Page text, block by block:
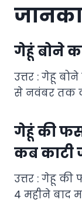
गेहूं बोने
उत्तर : गेहू
से नवंबर तक
गेहूं की
कब काटी
उत्तर : गेहू
4 महीने बाद